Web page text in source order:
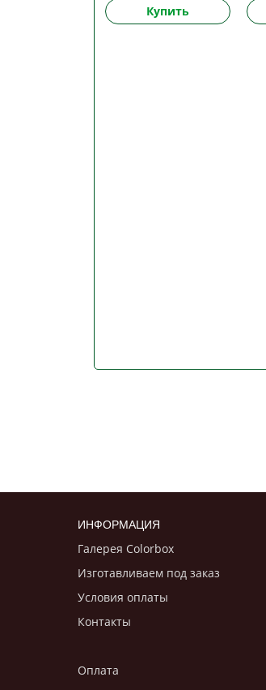
Купить
ИНФОРМАЦИЯ
Галерея Colorbox
Изготавливаем под заказ
Условия оплаты
Контакты
Оплата